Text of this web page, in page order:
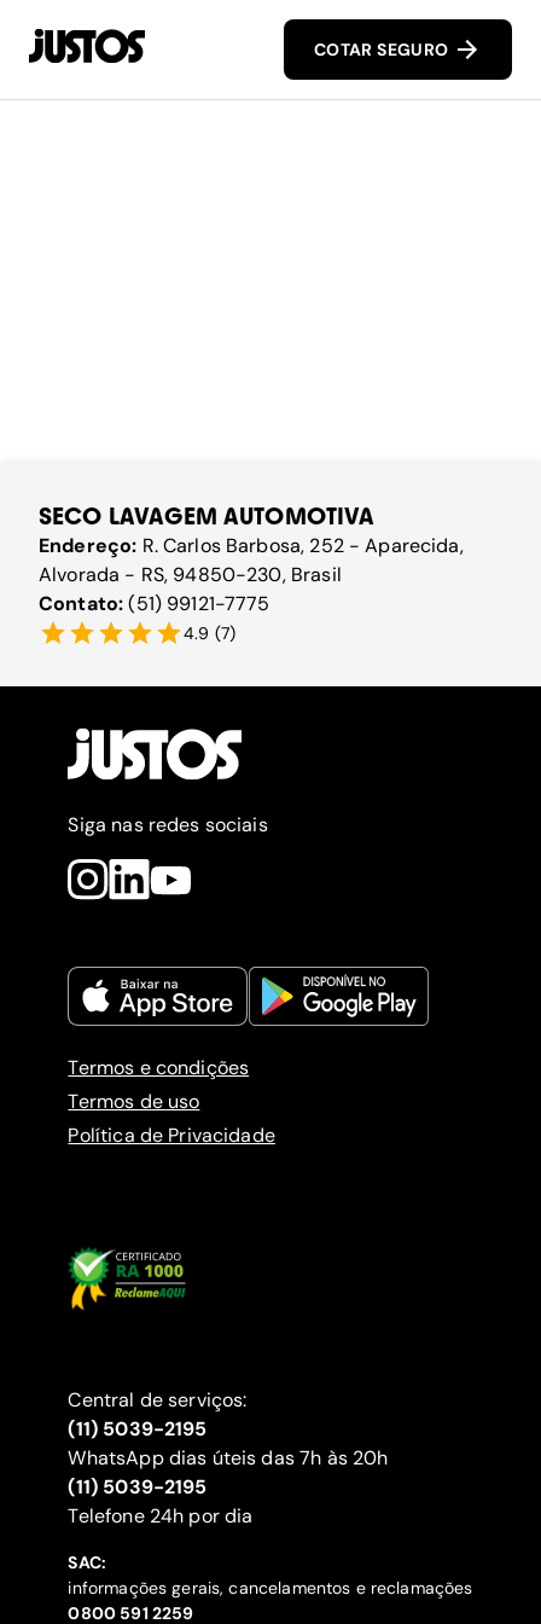
COTAR SEGURO
SECO LAVAGEM AUTOMOTIVA
Endereço: R. Carlos Barbosa, 252 - Aparecida,
Alvorada - RS, 94850-230, Brasil
Contato:(51) 99121-7775
4.9 (7)
Siga nas redes sociais
Termos e condições
Termos de uso
Política de Privacidade
Central de serviços:
(11) 5039-2195
WhatsApp dias úteis das 7h às 20h
(11) 5039-2195
‍Telefone 24h por dia
SAC:
informações gerais, cancelamentos e reclamações
‍0800 591 2259